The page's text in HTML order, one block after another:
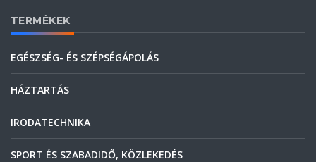
TERMÉKEK
EGÉSZSÉG- ÉS SZÉPSÉGÁPOLÁS
HÁZTARTÁS
IRODATECHNIKA
SPORT ÉS SZABADIDŐ, KÖZLEKEDÉS